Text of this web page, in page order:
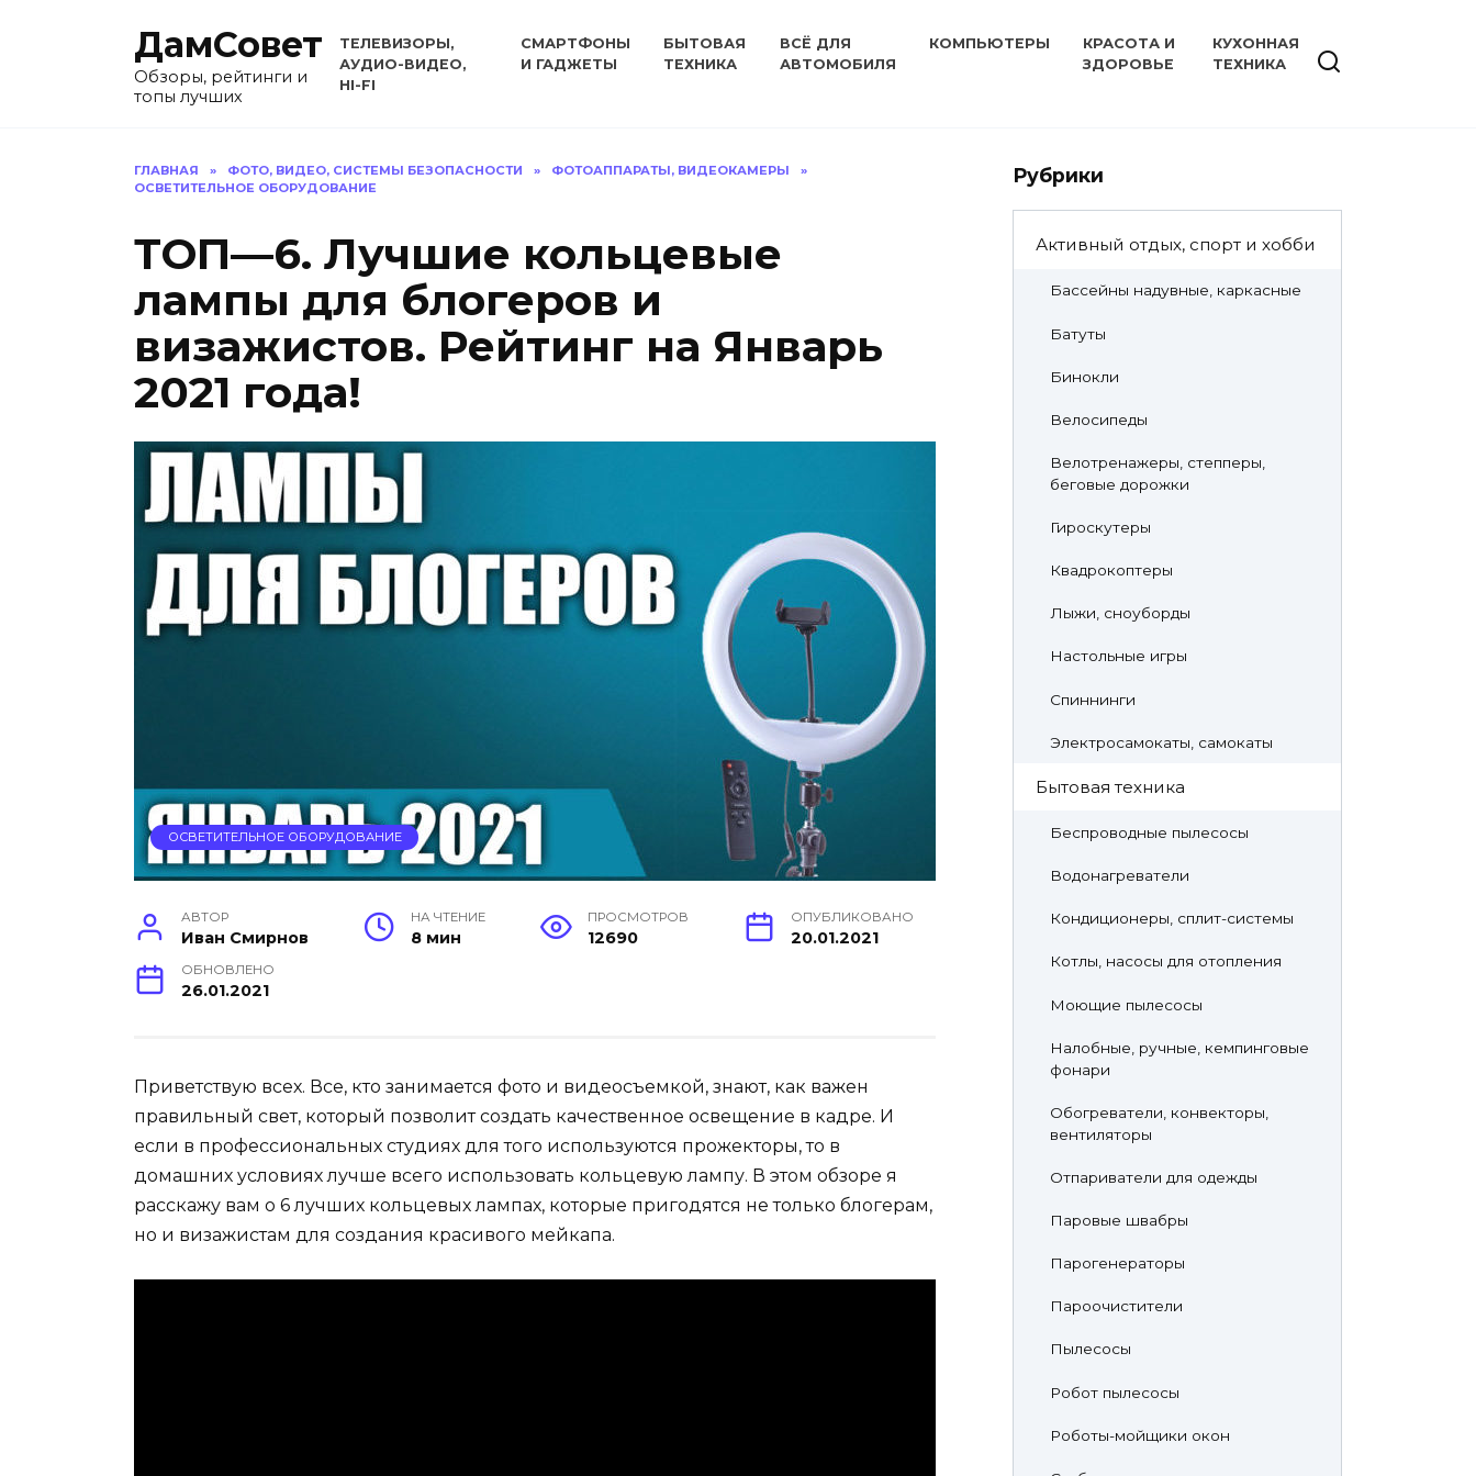
ДамСовет
Обзоры, рейтинги и
топы лучших
ТЕЛЕВИЗОРЫ,
АУДИО-ВИДЕО,
HI-FI
СМАРТФОНЫ
И ГАДЖЕТЫ
БЫТОВАЯ
ТЕХНИКА
ВСЁ ДЛЯ
АВТОМОБИЛЯ
КОМПЬЮТЕРЫ
КРАСОТА И
ЗДОРОВЬЕ
КУХОННАЯ
ТЕХНИКА
ГЛАВНАЯ » ФОТО, ВИДЕО, СИСТЕМЫ БЕЗОПАСНОСТИ » ФОТОАППАРАТЫ, ВИДЕОКАМЕРЫ
»
ОСВЕТИТЕЛЬНОЕ ОБОРУДОВАНИЕ
ТОП—6. Лучшие кольцевые
лампы для блогеров и
визажистов. Рейтинг на Январь
2021 года!
ОСВЕТИТЕЛЬНОЕ ОБОРУДОВАНИЕ
АВТОР
Иван Смирнов
НА ЧТЕНИЕ
8 мин
ПРОСМОТРОВ
12690
ОПУБЛИКОВАНО
20.01.2021
ОБНОВЛЕНО
26.01.2021
Приветствую всех. Все, кто занимается фото и видеосъемкой, знают, как важен
правильный свет, который позволит создать качественное освещение в кадре. И
если в профессиональных студиях для того используются прожекторы, то в
домашних условиях лучше всего использовать кольцевую лампу. В этом обзоре я
расскажу вам о 6 лучших кольцевых лампах, которые пригодятся не только блогерам,
но и визажистам для создания красивого мейкапа.
Рубрики
Активный отдых, спорт и хобби
Бассейны надувные, каркасные
Батуты
Бинокли
Велосипеды
Велотренажеры, степперы,
беговые дорожки
Гироскутеры
Квадрокоптеры
Лыжи, сноуборды
Настольные игры
Спиннинги
Электросамокаты, самокаты
Бытовая техника
Беспроводные пылесосы
Водонагреватели
Кондиционеры, сплит-системы
Котлы, насосы для отопления
Моющие пылесосы
Налобные, ручные, кемпинговые
фонари
Обогреватели, конвекторы,
вентиляторы
Отпариватели для одежды
Паровые швабры
Парогенераторы
Пароочистители
Пылесосы
Робот пылесосы
Роботы-мойщики окон